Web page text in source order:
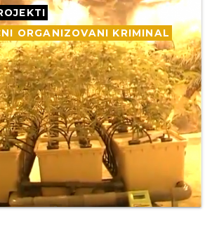
ORGANIZOVANI KRIMINAL